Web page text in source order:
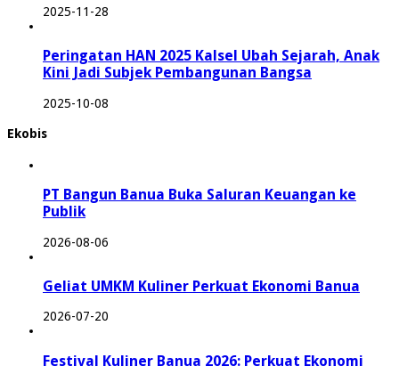
2025-11-28
Peringatan HAN 2025 Kalsel Ubah Sejarah, Anak
Kini Jadi Subjek Pembangunan Bangsa
2025-10-08
Ekobis
PT Bangun Banua Buka Saluran Keuangan ke
Publik
2026-08-06
Geliat UMKM Kuliner Perkuat Ekonomi Banua
2026-07-20
Festival Kuliner Banua 2026: Perkuat Ekonomi